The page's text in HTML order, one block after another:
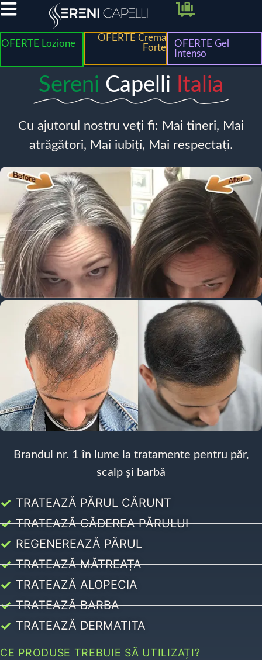
OFERTE Lozione
OFERTE Crema
Forte
OFERTE Gel
Intenso
Sereni Capelli Italia
Cu ajutorul nostru veți fi: Mai tineri, Mai
atrăgători, Mai iubiți, Mai respectați.
Brandul nr. 1 în lume la tratamente pentru păr,
scalp și barbă
TRATEAZĂ PĂRUL CĂRUNT
TRATEAZĂ CĂDEREA PĂRULUI
REGENEREAZĂ PĂRUL
TRATEAZĂ MĂTREAȚA
TRATEAZĂ ALOPECIA
TRATEAZĂ BARBA
TRATEAZĂ DERMATITA
CE PRODUSE TREBUIE SĂ UTILIZAȚI?